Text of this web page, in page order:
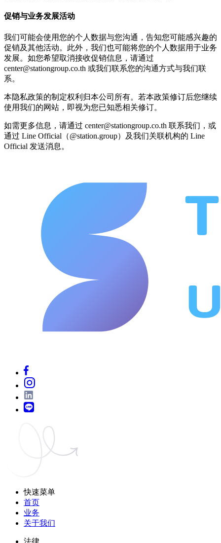
促销与业务发展活动
我们可能会使用您的个人数据与您沟通，告知您可能感兴趣的
促销及其他活动。此外，我们也可能将您的个人数据用于业务
发展。如您希望取消接收促销信息，请通过
center@stationgroup.co.th 或我们联系您的沟通方式与我们联
系。
本隐私政策的制定权利归本公司所有。若本政策修订后您继续
使用我们的网站，即视为您已知悉相关修订。
如需更多信息，请通过 center@stationgroup.co.th 联系我们，或
通过 Line Official（@station.group）及我们关联机构的 Line
Official 发送消息。
快速菜单
首页
业务
关于我们
法律